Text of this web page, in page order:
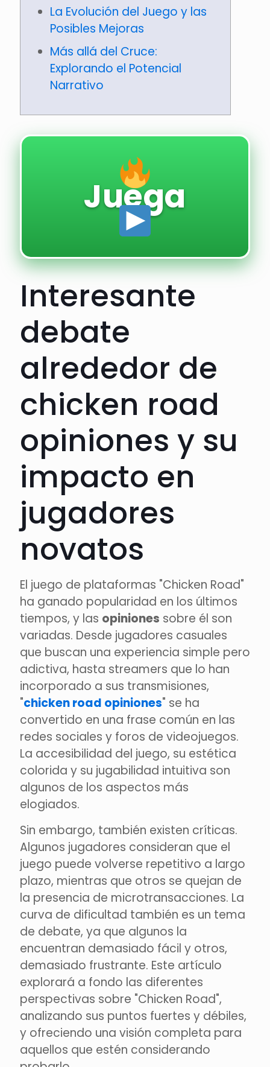
La Evolución del Juego y las
Posibles Mejoras
Más allá del Cruce:
Explorando el Potencial
Narrativo
Juega
Interesante
debate
alrededor de
chicken road
opiniones y su
impacto en
jugadores
novatos
El juego de plataformas "Chicken Road"
ha ganado popularidad en los últimos
tiempos, y las opiniones sobre él son
variadas. Desde jugadores casuales
que buscan una experiencia simple pero
adictiva, hasta streamers que lo han
incorporado a sus transmisiones,
"chicken road opiniones" se ha
convertido en una frase común en las
redes sociales y foros de videojuegos.
La accesibilidad del juego, su estética
colorida y su jugabilidad intuitiva son
algunos de los aspectos más
elogiados.
Sin embargo, también existen críticas.
Algunos jugadores consideran que el
juego puede volverse repetitivo a largo
plazo, mientras que otros se quejan de
la presencia de microtransacciones. La
curva de dificultad también es un tema
de debate, ya que algunos la
encuentran demasiado fácil y otros,
demasiado frustrante. Este artículo
explorará a fondo las diferentes
perspectivas sobre "Chicken Road",
analizando sus puntos fuertes y débiles,
y ofreciendo una visión completa para
aquellos que estén considerando